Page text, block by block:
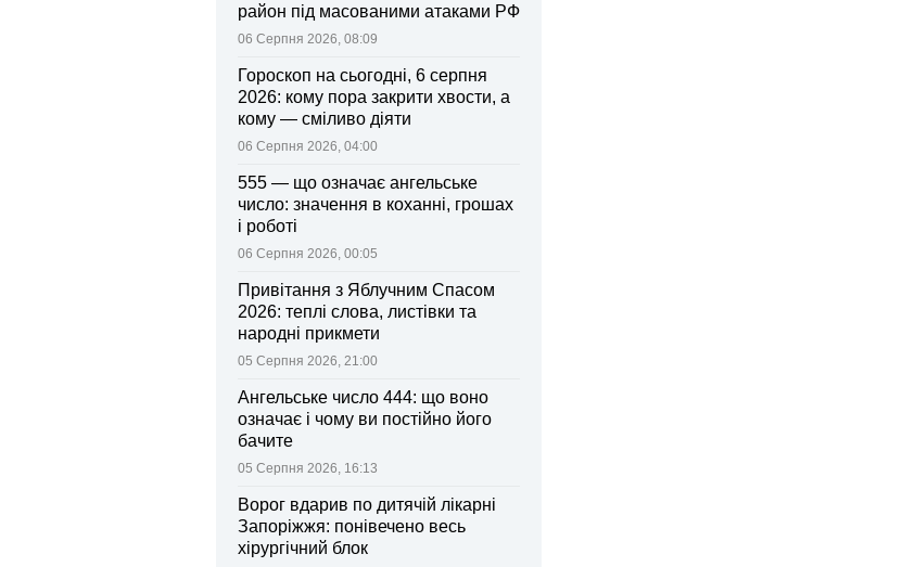
район під масованими атаками РФ
06 Серпня 2026, 08:09
Гороскоп на сьогодні, 6 серпня
2026: кому пора закрити хвости, а
кому — сміливо діяти
06 Серпня 2026, 04:00
555 — що означає ангельське
число: значення в коханні, грошах
і роботі
06 Серпня 2026, 00:05
Привітання з Яблучним Спасом
2026: теплі слова, листівки та
народні прикмети
05 Серпня 2026, 21:00
Ангельське число 444: що воно
означає і чому ви постійно його
бачите
05 Серпня 2026, 16:13
Ворог вдарив по дитячій лікарні
Запоріжжя: понівечено весь
хірургічний блок